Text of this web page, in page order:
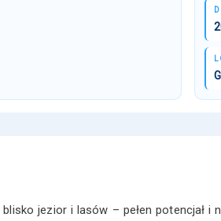
jezior i lasów – pełen potencjał i